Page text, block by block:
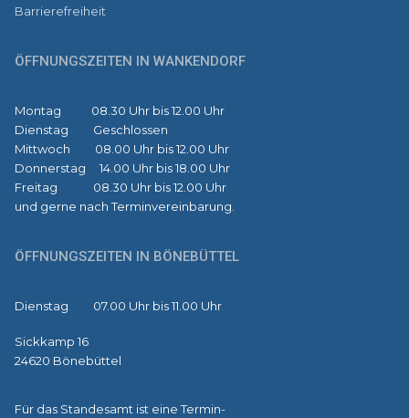
Barrierefreiheit
ÖFFNUNGSZEITEN IN WANKENDORF
Montag 08.30 Uhr bis 12.00 Uhr
Dienstag Geschlossen
Mittwoch 08.00 Uhr bis 12.00 Uhr
Donnerstag 14.00 Uhr bis 18.00 Uhr
Freitag 08.30 Uhr bis 12.00 Uhr
und gerne nach Terminvereinbarung.
ÖFFNUNGSZEITEN IN BÖNEBÜTTEL
Dienstag 07.00 Uhr bis 11.00 Uhr
Sickkamp 16
24620 Bönebüttel
Für das Standesamt ist eine Termin-